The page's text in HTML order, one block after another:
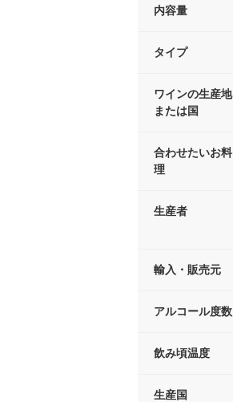
内容量
タイプ
ワインの生産地
または国
合わせたいお料
理
生産者
輸入・販売元
アルコール度数
飲み頃温度
生産国